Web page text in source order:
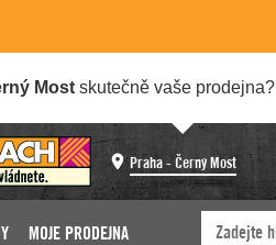
Most skutečně vaše prodejna?
Praha - Černý Most
MOJE PRODEJNA